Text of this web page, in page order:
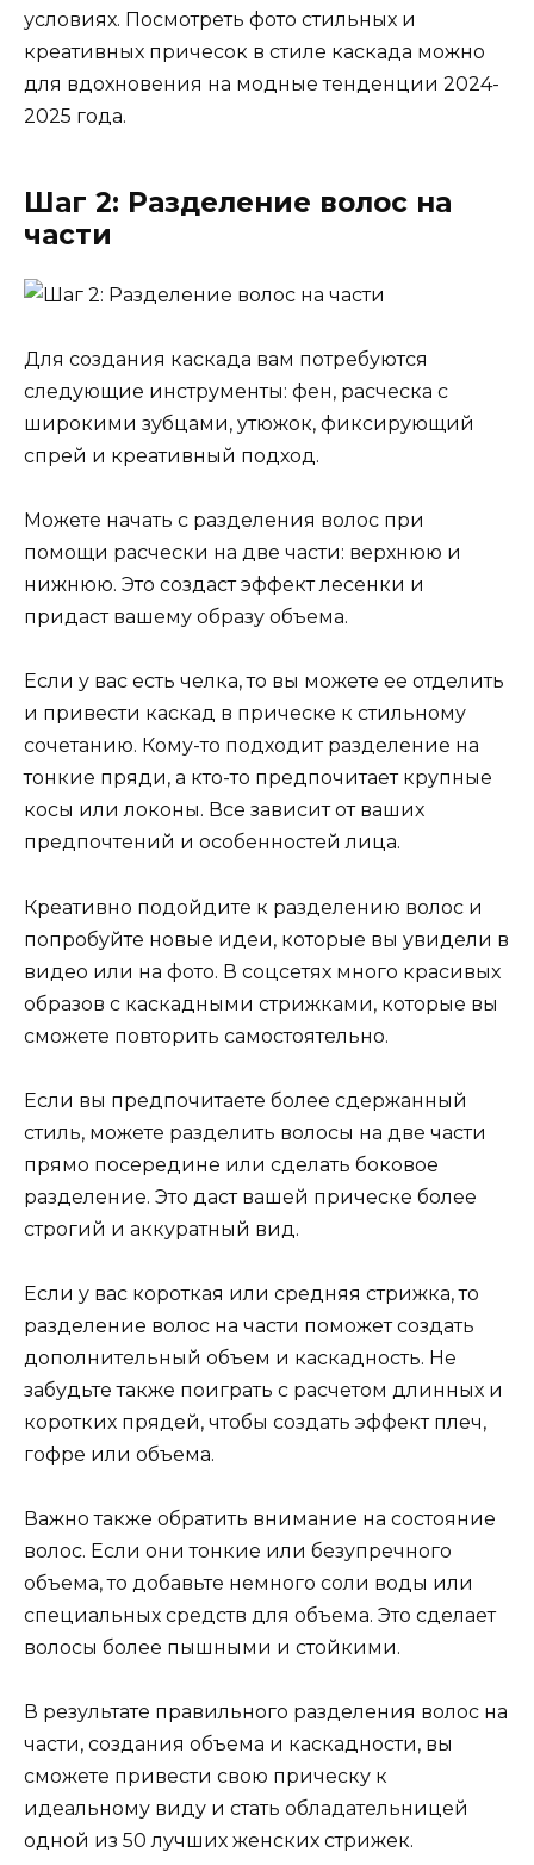
условиях. Посмотреть фото стильных и
креативных причесок в стиле каскада можно
для вдохновения на модные тенденции 2024-
2025 года.
Шаг 2: Разделение волос на
части
Для создания каскада вам потребуются
следующие инструменты: фен, расческа с
широкими зубцами, утюжок, фиксирующий
спрей и креативный подход.
Можете начать с разделения волос при
помощи расчески на две части: верхнюю и
нижнюю. Это создаст эффект лесенки и
придаст вашему образу объема.
Если у вас есть челка, то вы можете ее отделить
и привести каскад в прическе к стильному
сочетанию. Кому-то подходит разделение на
тонкие пряди, а кто-то предпочитает крупные
косы или локоны. Все зависит от ваших
предпочтений и особенностей лица.
Креативно подойдите к разделению волос и
попробуйте новые идеи, которые вы увидели в
видео или на фото. В соцсетях много красивых
образов с каскадными стрижками, которые вы
сможете повторить самостоятельно.
Если вы предпочитаете более сдержанный
стиль, можете разделить волосы на две части
прямо посередине или сделать боковое
разделение. Это даст вашей прическе более
строгий и аккуратный вид.
Если у вас короткая или средняя стрижка, то
разделение волос на части поможет создать
дополнительный объем и каскадность. Не
забудьте также поиграть с расчетом длинных и
коротких прядей, чтобы создать эффект плеч,
гофре или объема.
Важно также обратить внимание на состояние
волос. Если они тонкие или безупречного
объема, то добавьте немного соли воды или
специальных средств для объема. Это сделает
волосы более пышными и стойкими.
В результате правильного разделения волос на
части, создания объема и каскадности, вы
сможете привести свою прическу к
идеальному виду и стать обладательницей
одной из 50 лучших женских стрижек.